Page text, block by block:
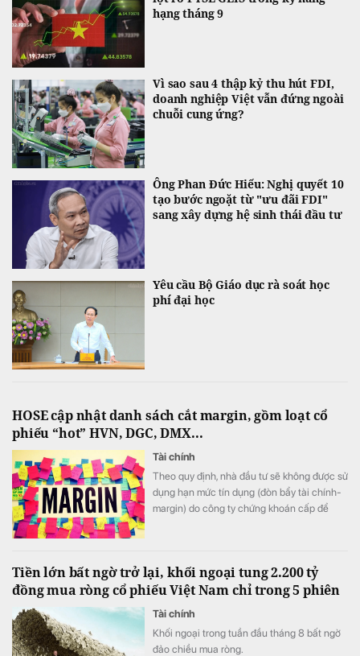
hạng tháng 9
Vì sao sau 4 thập kỷ thu hút FDI,
doanh nghiệp Việt vẫn đứng ngoài
chuỗi cung ứng?
Ông Phan Đức Hiếu: Nghị quyết 10
tạo bước ngoặt từ "ưu đãi FDI"
sang xây dựng hệ sinh thái đầu tư
Yêu cầu Bộ Giáo dục rà soát học
phí đại học
HOSE cập nhật danh sách cắt margin, gồm loạt cổ
phiếu “hot” HVN, DGC, DMX...
Tài chính
Theo quy định, nhà đầu tư sẽ không được sử
dụng hạn mức tín dụng (đòn bẩy tài chính-
margin) do công ty chứng khoán cấp để
Tiền lớn bất ngờ trở lại, khối ngoại tung 2.200 tỷ
đồng mua ròng cổ phiếu Việt Nam chỉ trong 5 phiên
Tài chính
Khối ngoại trong tuần đầu tháng 8 bất ngờ
đảo chiều mua ròng.